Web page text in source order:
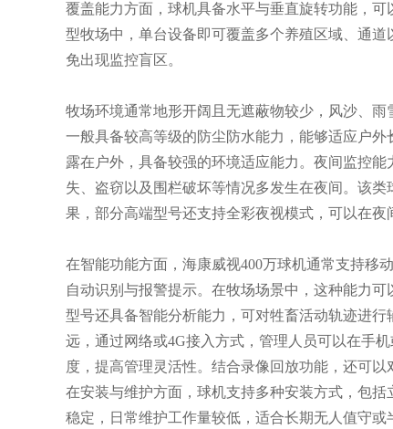
覆盖能力方面，球机具备水平与垂直旋转功能，
型牧场中，单台设备即可覆盖多个养殖区域、通
免出现监控盲区。
牧场环境通常地形开阔且无遮蔽物较少，风沙、
一般具备较高等级的防尘防水能力，能够适应户
露在户外，具备较强的环境适应能力。夜间监控
失、盗窃以及围栏破坏等情况多发生在夜间。该
果，部分高端型号还支持全彩夜视模式，可以在夜
在智能功能方面，海康威视400万球机通常支持移
自动识别与报警提示。在牧场场景中，这种能力
型号还具备智能分析能力，可对牲畜活动轨迹进
远，通过网络或4G接入方式，管理人员可以在手
度，提高管理灵活性。结合录像回放功能，还可以
在安装与维护方面，球机支持多种安装方式，包
稳定，日常维护工作量较低，适合长期无人值守